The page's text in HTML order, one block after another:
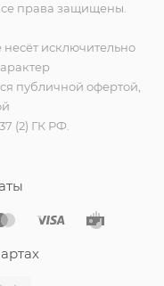
права защищены.
исключительно
публичной офертой,
(2) ГК РФ.